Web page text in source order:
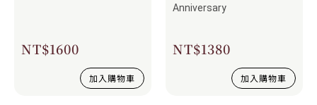
NT$1600
加入購物車
Anniversary
NT$1380
加入購物車